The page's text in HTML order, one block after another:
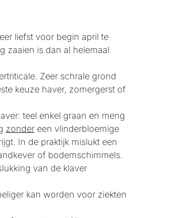
liefst voor begin april te
zaaien is dan al helemaal
Zeer schrale grond
keuze haver, zomergerst of
teel enkel graan en meng
zondereen vlinderbloemige
In de praktijk mislukt een
of bodemschimmels.
van de klaver
kan worden voor ziekten